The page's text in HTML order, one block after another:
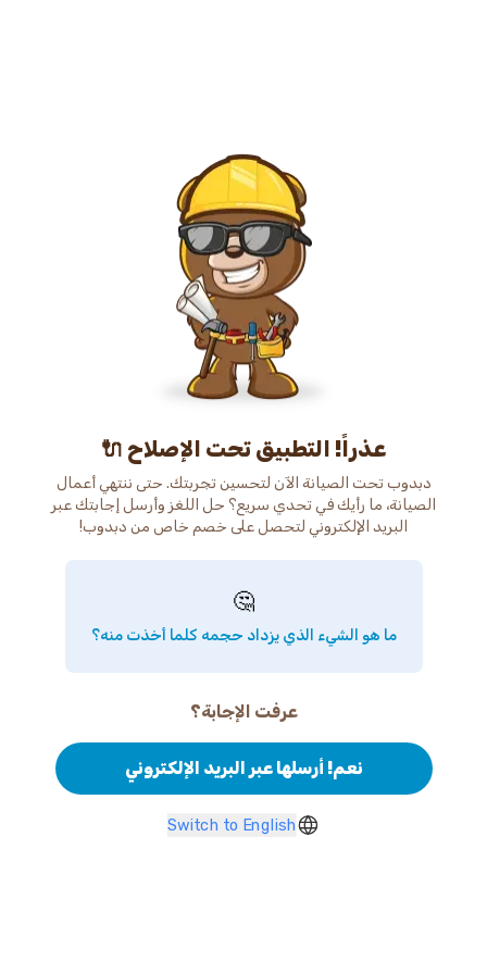
عذراً! التطبيق تحت الإصلاح 🔌
دبدوب تحت الصيانة الآن لتحسين تجربتك. حتى ننتهي أعمال
الصيانة، ما رأيك في تحدي سريع؟ حل اللغز وأرسل إجابتك عبر
البريد الإلكتروني لتحصل على خصم خاص من دبدوب!
🤔
ما هو الشيء الذي يزداد حجمه كلما أخذت منه؟
عرفت الإجابة؟
نعم! أرسلها عبر البريد الإلكتروني
Switch to English